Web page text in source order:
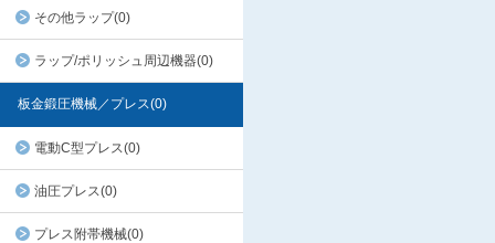
その他ラップ(0)
ラップ/ポリッシュ周辺機器(0)
板金鍛圧機械／プレス(0)
電動C型プレス(0)
油圧プレス(0)
プレス附帯機械(0)